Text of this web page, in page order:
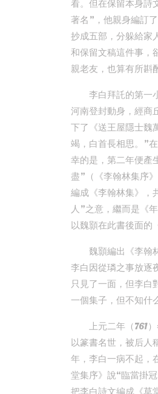
看。但在保留本身詩
著名”，他親身編訂
抄成五部，分躲給家
和保留文稿這件事，
親老友，也算有所斟
李白拜託的第一
河南登封動身，經商
下了《送王屋隱士魏
竭，白首長相思。”
幸的是，第二年便產
盡”（《李翰林集序
編成《李翰林集》，
人”之意，繼而是《
以魏顥在此書後面的
魏顥編出《李翰
李白因從璘之事放逐
只見了一面，但李白
一個集子，但不知什
上元二年（761
以篆書名世，被后人
年，李白一病不起，
堂集序》說“臨當掛